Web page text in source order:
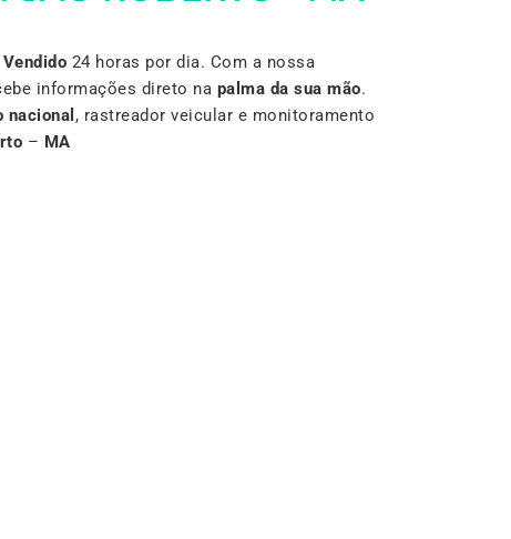
24 horas por dia. Com a nossa
informações direto na palma da sua mão.
, rastreador veicular e monitoramento
– MA